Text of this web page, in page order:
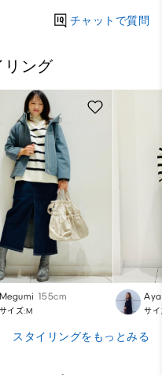
チャットで質問
リング
Megumi 155cm
サイズ:M サ
スタイリングをもっとみる